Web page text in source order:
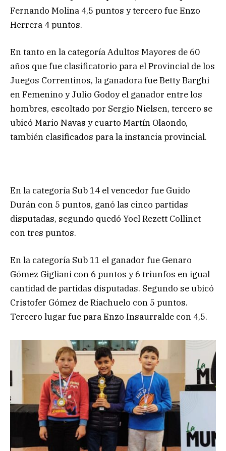
Fernando Molina 4,5 puntos y tercero fue Enzo
Herrera 4 puntos.
En tanto en la categoría Adultos Mayores de 60
años que fue clasificatorio para el Provincial de los
Juegos Correntinos, la ganadora fue Betty Barghi
en Femenino y Julio Godoy el ganador entre los
hombres, escoltado por Sergio Nielsen, tercero se
ubicó Mario Navas y cuarto Martín Olaondo,
también clasificados para la instancia provincial.
En la categoría Sub 14 el vencedor fue Guido
Durán con 5 puntos, ganó las cinco partidas
disputadas, segundo quedó Yoel Rezett Collinet
con tres puntos.
En la categoría Sub 11 el ganador fue Genaro
Gómez Gigliani con 6 puntos y 6 triunfos en igual
cantidad de partidas disputadas. Segundo se ubicó
Cristofer Gómez de Riachuelo con 5 puntos.
Tercero lugar fue para Enzo Insaurralde con 4,5.